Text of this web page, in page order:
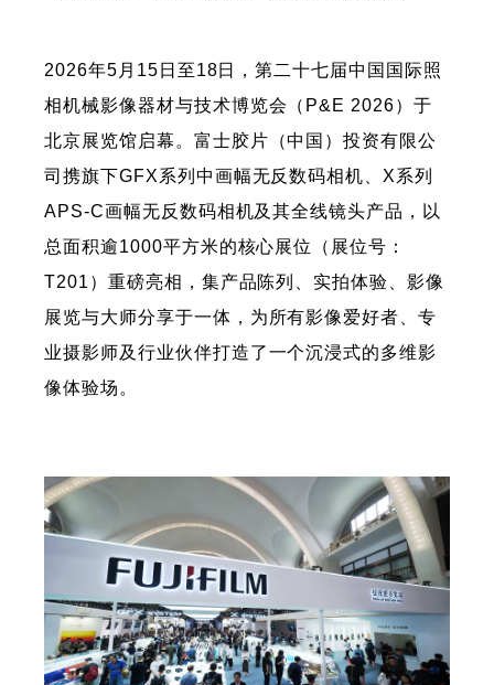
2026年5月15日至18日，第二十七届中国国际照
相机械影像器材与技术博览会（P&E 2026）于
北京展览馆启幕。富士胶片（中国）投资有限公
司携旗下GFX系列中画幅无反数码相机、X系列
APS-C画幅无反数码相机及其全线镜头产品，以
总面积逾1000平方米的核心展位（展位号：
T201）重磅亮相，集产品陈列、实拍体验、影像
展览与大师分享于一体，为所有影像爱好者、专
业摄影师及行业伙伴打造了一个沉浸式的多维影
像体验场。